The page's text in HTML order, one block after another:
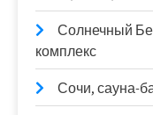
Солнечный
комплекс
Сочи, сауна-